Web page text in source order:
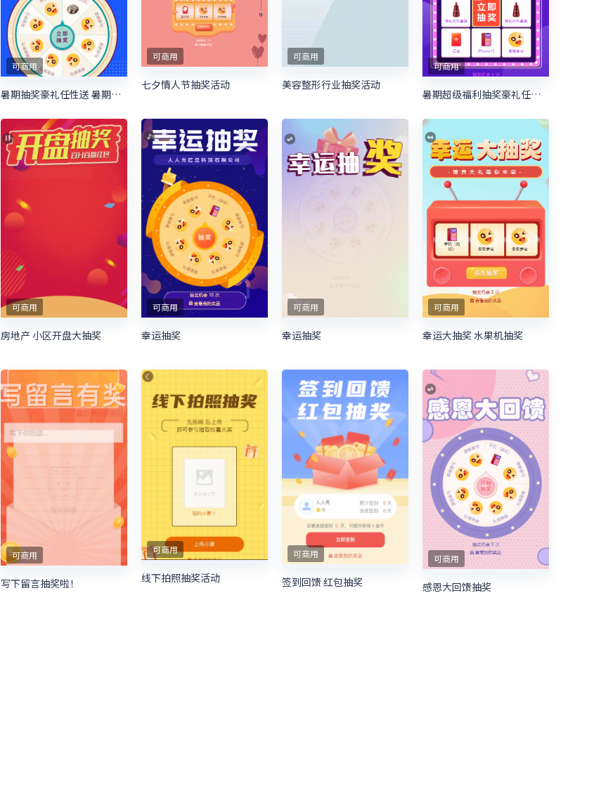
可商用
暑期抽奖豪礼任性送 暑期培训抽奖活动
可商用
七夕情人节抽奖活动
可商用
美容整形行业抽奖活动
可商用
暑期超级福利抽奖豪礼任性送 暑期培训抽奖活动
可商用
房地产 小区开盘大抽奖
可商用
幸运抽奖
可商用
幸运抽奖
可商用
幸运大抽奖 水果机抽奖
可商用
写下留言抽奖啦！
可商用
线下拍照抽奖活动
可商用
签到回馈 红包抽奖
可商用
感恩大回馈抽奖